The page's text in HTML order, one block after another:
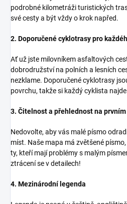
podrobné kilometráži turistických
své cesty a být vždy o krok napřed.
2. Doporučené cyklotrasy pro
Ať už jste milovníkem asfaltových
dobrodružství na polních a lesních
nezklame. Doporučené cyklotrasy
povrchu, takže si každý cyklista
3. Čitelnost a přehlednost na
Nedovolte, aby vás malé písmo
míst. Naše mapa má zvětšené
ty, kteří mají problémy s malým
ztrácení se v detailech!
4. Mezinárodní legenda